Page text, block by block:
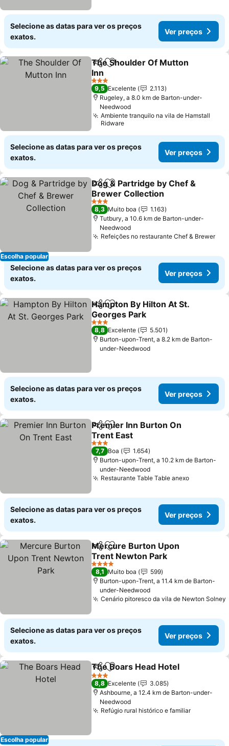
Selecione as datas para ver os preços
exatos.
Ver preços
PartilharAdicionar aos favoritos
The Shoulder Of Mutton
Inn
3 Estrelas
9,5 Excelente
2.113
Rugeley, a 8.0 km de Barton-under-
Needwood
Ambiente tranquilo na vila de Hamstall
Ridware
Selecione as datas para ver os preços
exatos.
Ver preços
Escolha popular
PartilharAdicionar aos favoritos
Dog & Partridge by Chef &
Brewer Collection
3 Estrelas
8,3 Muito boa
1.163
Tutbury, a 10.6 km de Barton-under-
Needwood
Refeições no restaurante Chef & Brewer
Selecione as datas para ver os preços
exatos.
Ver preços
PartilharAdicionar aos favoritos
Hampton By Hilton At St.
Georges Park
3 Estrelas
8,8 Excelente
5.501
Burton-upon-Trent, a 8.2 km de Barton-
under-Needwood
Selecione as datas para ver os preços
exatos.
Ver preços
PartilharAdicionar aos favoritos
Premier Inn Burton On
Trent East
3 Estrelas
7,7 Boa
1.654
Burton-upon-Trent, a 10.2 km de Barton-
under-Needwood
Restaurante Table Table anexo
Selecione as datas para ver os preços
exatos.
Ver preços
PartilharAdicionar aos favoritos
Mercure Burton Upon
Trent Newton Park
4 Estrelas
8,1 Muito boa
599
Burton-upon-Trent, a 11.4 km de Barton-
under-Needwood
Cenário pitoresco da vila de Newton Solney
Selecione as datas para ver os preços
exatos.
Ver preços
Escolha popular
PartilharAdicionar aos favoritos
The Boars Head Hotel
3 Estrelas
8,8 Excelente
3.085
Ashbourne, a 12.4 km de Barton-under-
Needwood
Refúgio rural histórico e familiar